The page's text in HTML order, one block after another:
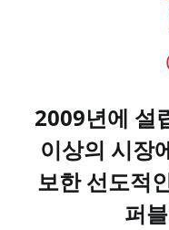
2009년에 설
이상의 시장
보한 선도적
퍼